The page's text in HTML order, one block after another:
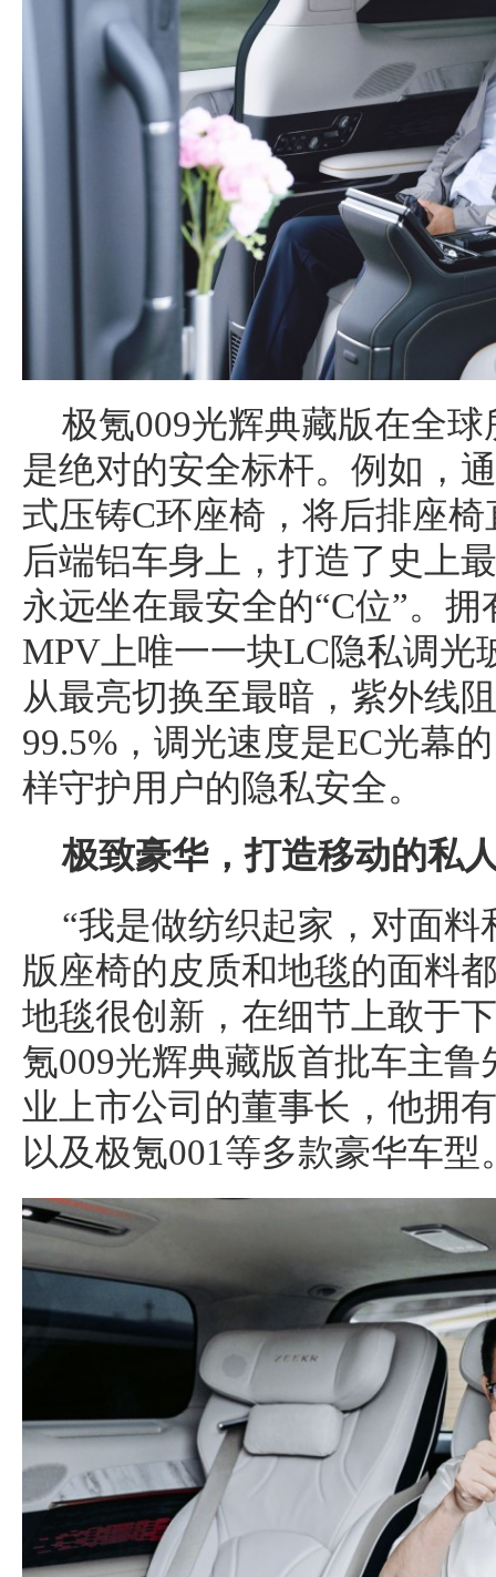
极氪009光辉典藏版在全
是绝对的安全标杆。例如，
式压铸C环座椅，将后排座
后端铝车身上，打造了史上
永远坐在最安全的“C位”。
MPV上唯一一块LC隐私调光
从最亮切换至最暗，紫外线
99.5%，调光速度是EC光幕
样守护用户的隐私安全。
极致豪华，打造移动的私
“我是做纺织起家，对面
版座椅的皮质和地毯的面料
地毯很创新，在细节上敢于
氪009光辉典藏版首批车主
业上市公司的董事长，他拥
以及极氪001等多款豪华车型